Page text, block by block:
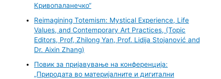
Кривопаланечко“
Reimagining Totemism: Mystical Experience, Life
Values, and Contemporary Art Practices, (Topic
Editors, Prof, Zhilong Yan, Prof. Lidija Stojanović and
Dr. Aixin Zhang)
Повик за пријавување на конференција:
„Природата во материјалните и дигитални